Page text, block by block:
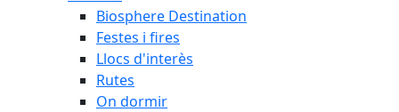
Biosphere Destination
Festes i fires
Llocs d'interès
Rutes
On dormir